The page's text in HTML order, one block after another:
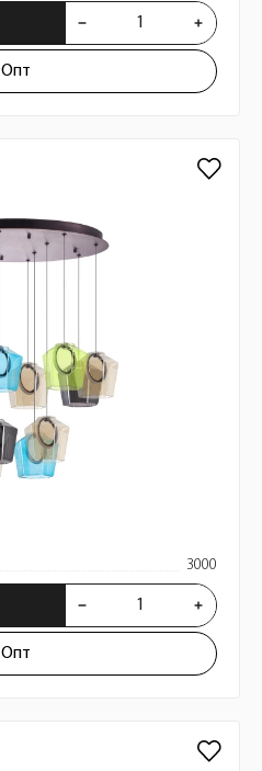
Опт
3000
Опт